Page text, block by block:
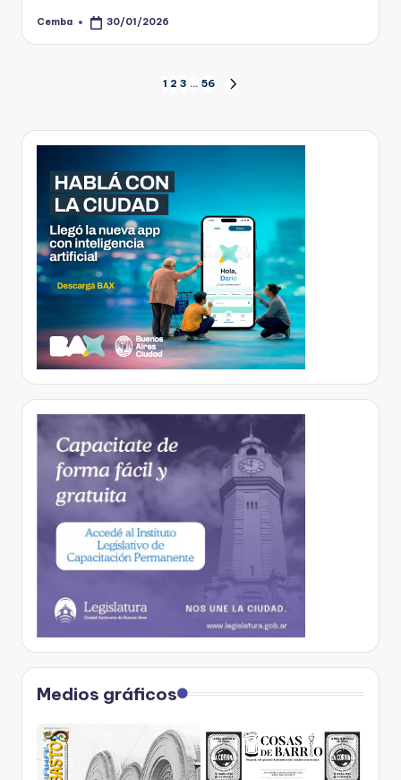
Posted
Cemba 30/01/2026
Paginación
de
1 2 3 … 56
Medios gráficos